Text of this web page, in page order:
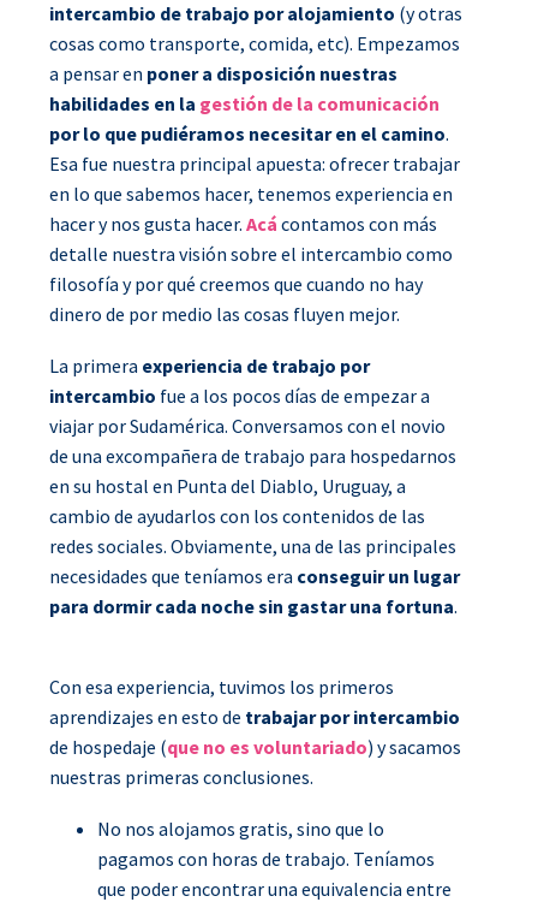
intercambio de trabajo por alojamiento (y otras
cosas como transporte, comida, etc). Empezamos
a pensar en poner a disposición nuestras
habilidades en la gestión de la comunicación
por lo que pudiéramos necesitar en el camino.
Esa fue nuestra principal apuesta: ofrecer trabajar
en lo que sabemos hacer, tenemos experiencia en
hacer y nos gusta hacer.Acácontamos con más
detalle nuestra visión sobre el intercambio como
filosofía y por qué creemos que cuando no hay
dinero de por medio las cosas fluyen mejor.
La primera experiencia de trabajo por
intercambio fue a los pocos días de empezar a
viajar por Sudamérica. Conversamos con el novio
de una excompañera de trabajo para hospedarnos
en su hostal en Punta del Diablo, Uruguay, a
cambio de ayudarlos con los contenidos de las
redes sociales. Obviamente, una de las principales
necesidades que teníamos era conseguir un lugar
para dormir cada noche sin gastar una fortuna.
Con esa experiencia, tuvimos los primeros
aprendizajes en esto de trabajar por intercambio
de hospedaje (que no es voluntariado) y sacamos
nuestras primeras conclusiones.
No nos alojamos gratis, sino que lo
pagamos con horas de trabajo. Teníamos
que poder encontrar una equivalencia entre